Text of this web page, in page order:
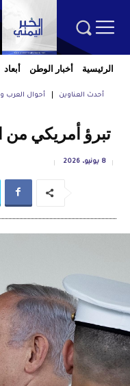
الرئيسية أخبار الوطن أبعاد
أحدث العناوين أحوال العرب
تبرؤ أمريكي من
8 يونيو، 2026